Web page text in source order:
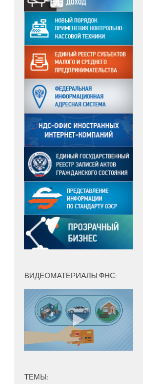
ВИДЕОМАТЕРИАЛЫ ФНС:
ТЕМЫ: